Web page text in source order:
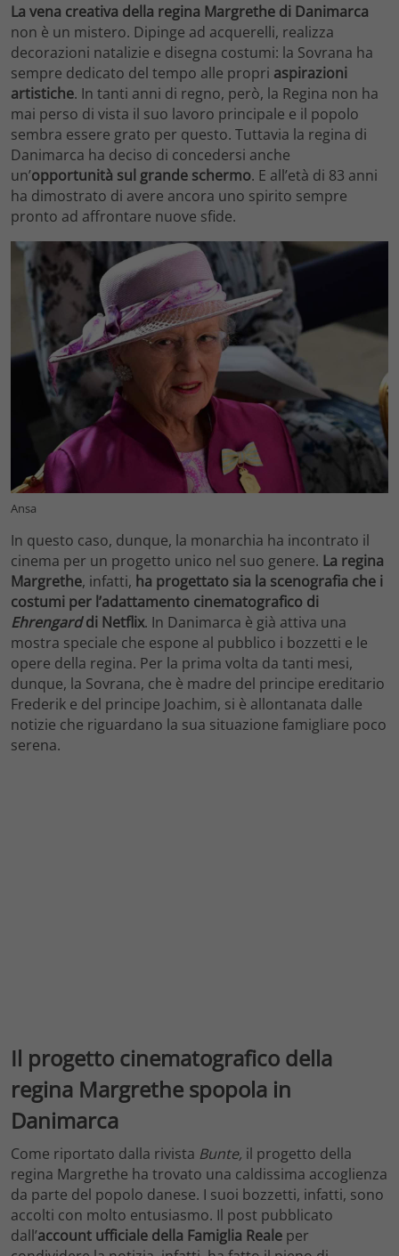
La vena creativa della regina Margrethe di Danimarca
non è un mistero. Dipinge ad acquerelli, realizza
decorazioni natalizie e disegna costumi: la Sovrana ha
sempre dedicato del tempo alle propri aspirazioni
artistiche. In tanti anni di regno, però, la Regina non ha
mai perso di vista il suo lavoro principale e il popolo
sembra essere grato per questo. Tuttavia la regina di
Danimarca ha deciso di concedersi anche
un’opportunità sul grande schermo. E all’età di 83 anni
ha dimostrato di avere ancora uno spirito sempre
pronto ad affrontare nuove sfide.
Ansa
In questo caso, dunque, la monarchia ha incontrato il
cinema per un progetto unico nel suo genere. La regina
Margrethe, infatti, ha progettato sia la scenografia che i
costumi per l’adattamento cinematografico di
Ehrengarddi Netflix. In Danimarca è già attiva una
mostra speciale che espone al pubblico i bozzetti e le
opere della regina. Per la prima volta da tanti mesi,
dunque, la Sovrana, che è madre del principe ereditario
Frederik e del principe Joachim, si è allontanata dalle
notizie che riguardano la sua situazione famigliare poco
serena.
Il progetto cinematografico della
regina Margrethe spopola in
Danimarca
Come riportato dalla rivista Bunte, il progetto della
regina Margrethe ha trovato una caldissima accoglienza
da parte del popolo danese. I suoi bozzetti, infatti, sono
accolti con molto entusiasmo. Il post pubblicato
dall’account ufficiale della Famiglia Reale per